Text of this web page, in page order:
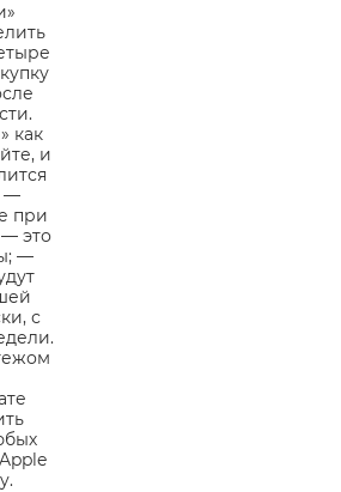
как
и
—
при
это
—
с